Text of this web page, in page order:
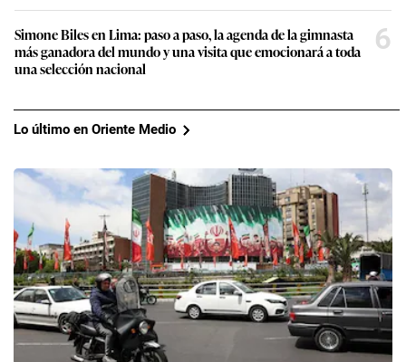
Simone Biles en Lima: paso a paso, la agenda de la gimnasta
más ganadora del mundo y una visita que emocionará a toda
una selección nacional
6
Lo último en Oriente Medio